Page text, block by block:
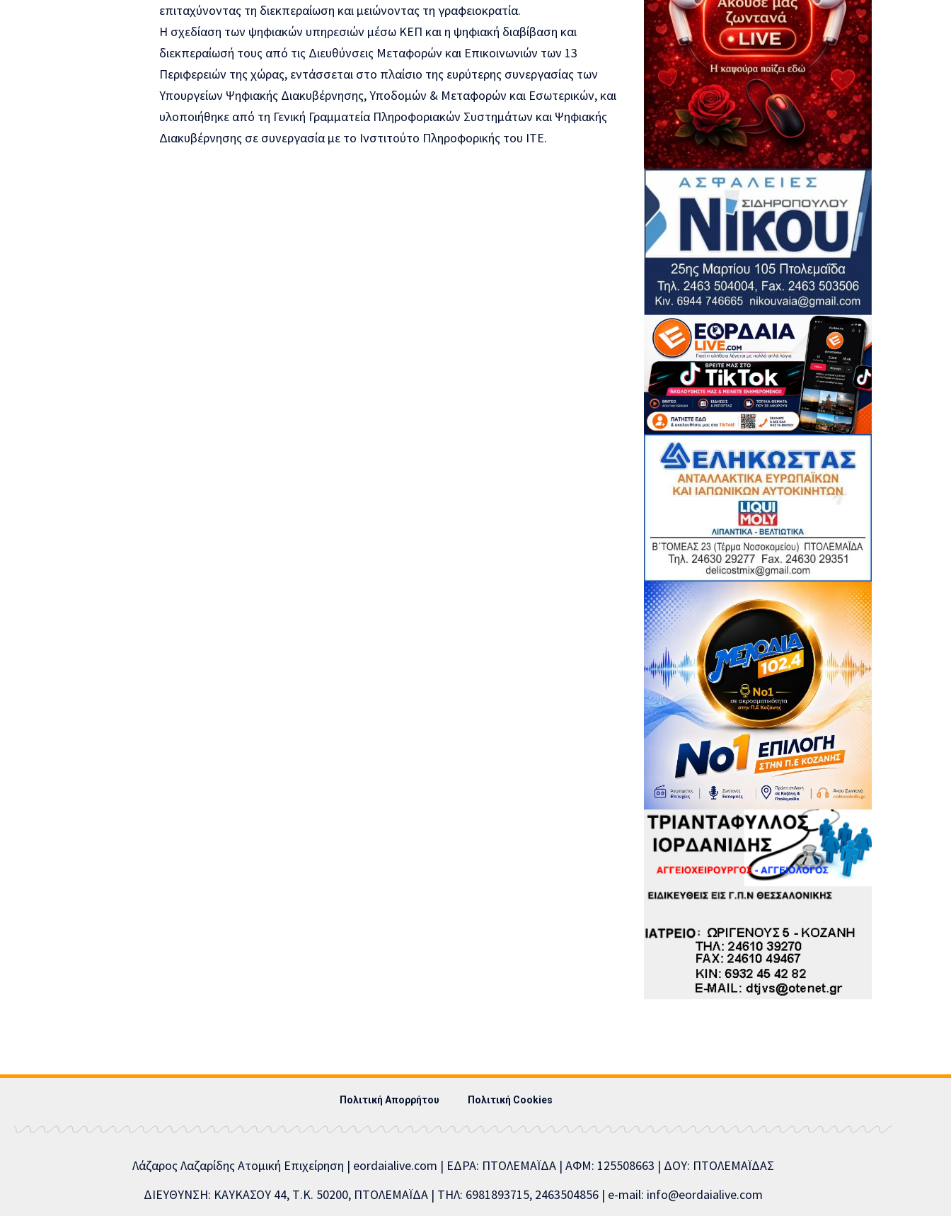
επιταχύνοντας τη διεκπεραίωση και μειώνοντας τη γραφειοκρατία.
Η σχεδίαση των ψηφιακών υπηρεσιών μέσω ΚΕΠ και η ψηφιακή διαβίβαση και
διεκπεραίωσή τους από τις Διευθύνσεις Μεταφορών και Επικοινωνιών των 13
Περιφερειών της χώρας, εντάσσεται στο πλαίσιο της ευρύτερης συνεργασίας των
Υπουργείων Ψηφιακής Διακυβέρνησης, Υποδομών & Μεταφορών και Εσωτερικών, και
υλοποιήθηκε από τη Γενική Γραμματεία Πληροφοριακών Συστημάτων και Ψηφιακής
Διακυβέρνησης σε συνεργασία με το Ινστιτούτο Πληροφορικής του ΙΤΕ.
Πολιτική Απορρήτου Πολιτική Cookies
Λάζαρος Λαζαρίδης Ατομική Επιχείρηση | eordaialive.com | ΕΔΡΑ: ΠΤΟΛΕΜΑΪΔΑ | ΑΦΜ: 125508663 | ΔΟΥ: ΠΤΟΛΕΜΑΪΔΑΣ
ΔΙΕΥΘΥΝΣΗ: ΚΑΥΚΑΣΟΥ 44, Τ.Κ. 50200, ΠΤΟΛΕΜΑΪΔΑ | ΤΗΛ: 6981893715, 2463504856 | e-mail: info@eordaialive.com